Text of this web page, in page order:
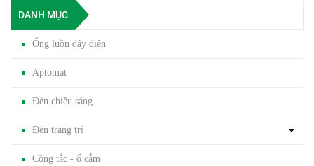
DANH MỤC
Ống luồn dây điện
Aptomat
Đèn chiếu sáng
Đèn trang trí
Công tắc - ổ cắm